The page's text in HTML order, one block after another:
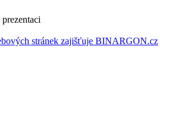
stránek zajišťuje BINARGON.cz